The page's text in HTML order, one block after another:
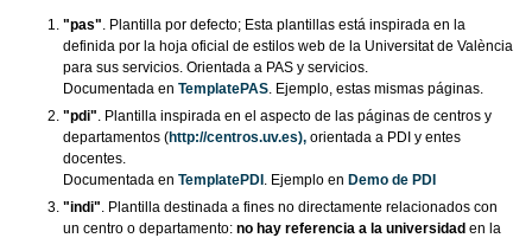
"pas". Plantilla por defecto; Esta plantillas está inspirada en la
definida por la hoja oficial de estilos web de la Universitat de València
para sus servicios. Orientada a PAS y servicios.
Documentada en TemplatePAS. Ejemplo, estas mismas páginas.
"pdi". Plantilla inspirada en el aspecto de las páginas de centros y
departamentos (http://centros.uv.es),orientada a PDI y entes
docentes.
Documentada en TemplatePDI. Ejemplo en Demo de PDI
"indi" . Plantilla destinada a fines no directamente relacionados con
un centro o departamento: no hay referencia a la universidad en la